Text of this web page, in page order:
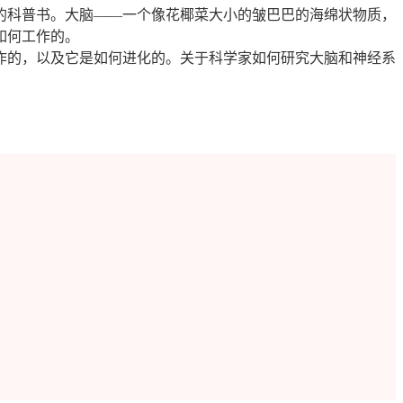
科普书。大脑——一个像花椰菜大小的皱巴巴的海绵状物质，
工作的。
，以及它是如何进化的。关于科学家如何研究大脑和神经系